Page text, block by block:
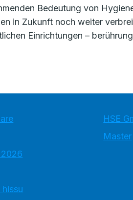
Bedeutung von
in Zukunft noch weiter
Einrichtungen –
HSE
Master